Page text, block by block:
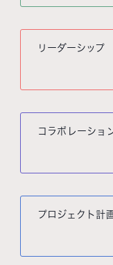
リーダーシップ
コラボレーショ
プロジェクト計